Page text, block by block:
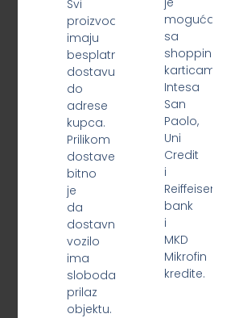
Svi
proizvodi
imaju
besplatnu
dostavu
do
adrese
kupca.
Prilikom
dostave
bitno
je
da
dostavno
vozilo
ima
slobodan
prilaz
objektu.
moguća
sa
shopping
karticama
Intesa
San
Paolo,
Uni
Credit
i
Reiffeisen
bank
i
MKD
Mikrofin
kredite.